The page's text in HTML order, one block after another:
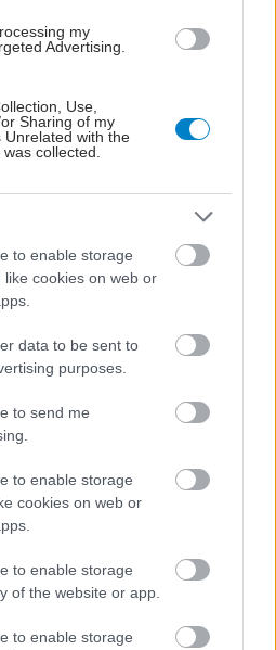
my
Advertising.
Use,
Sharing of my
Unrelated with the
collected.
to enable storage
cookies on web or
data to be sent to
purposes.
to send me
to enable storage
cookies on web or
to enable storage
of the website or app.
to enable storage
ΕΛΣΤΑΤ: 1.043
τραυματίες από τροχαία
[πίνακας]
στην οδήγηση αυξάνουν
τραυματισμού ακόμη και
σε χαμηλές ταχύτητες